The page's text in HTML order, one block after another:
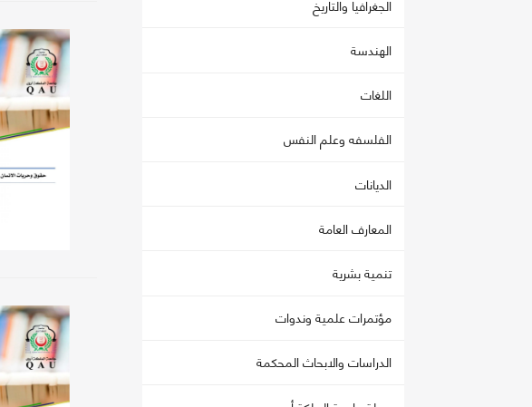
الجغرافيا والتاريخ
الهندسة
اللغات
الفلسفه وعلم النفس
الديانات
المعارف العامة
تنمية بشرية
مؤتمرات علمية وندوات
الدراسات والابحاث المحكمة